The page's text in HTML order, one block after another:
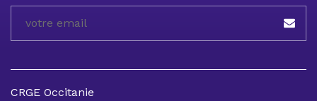
CRGE Occitanie